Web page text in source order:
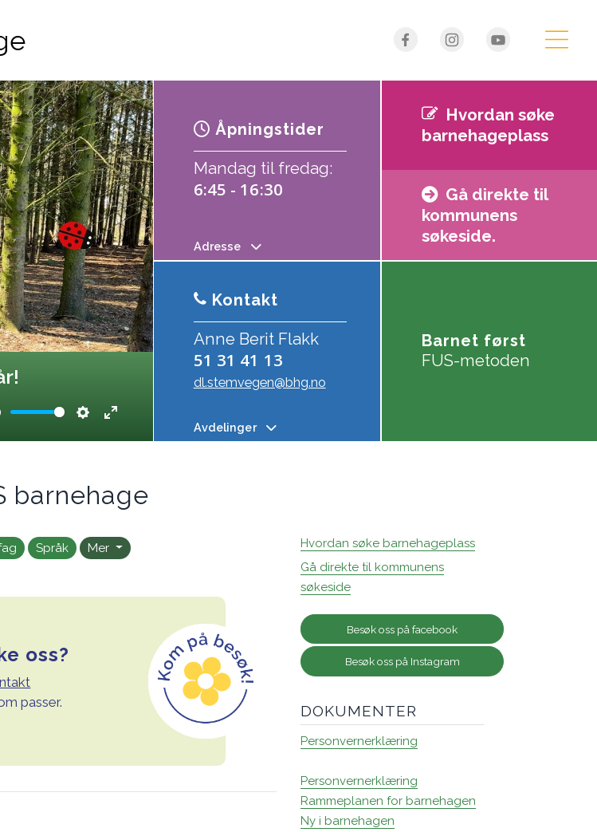
Åpningstider
Mandag til fredag:
6:45 - 16:30
Adresse
Hvordan søke
barnehageplass
Gå direkte til
kommunens
søkeside.
Kontakt
Anne Berit Flakk
51 31 41 13
dl.stemvegen@bhg.no
Avdelinger
Barnet først
FUS-metoden
barnehage
Språk Mer
oss?
passer.
Hvordan søke barnehageplass
Gå direkte til kommunens
søkeside
Besøk oss på facebook
Besøk oss på Instagram
DOKUMENTER
Personvernerklæring
Personvernerklæring
Rammeplanen for barnehagen
Ny i barnehagen